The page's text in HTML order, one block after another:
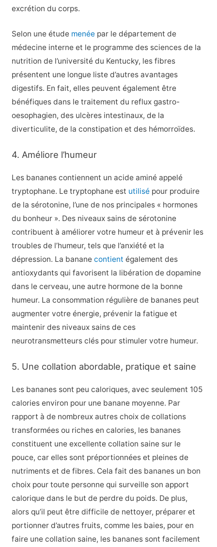
excrétion du corps.
Selon une étude menéepar le département de
médecine interne et le programme des sciences de la
nutrition de l’université du Kentucky, les fibres
présentent une longue liste d’autres avantages
digestifs. En fait, elles peuvent également être
bénéfiques dans le traitement du reflux gastro-
oesophagien, des ulcères intestinaux, de la
diverticulite, de la constipation et des hémorroïdes.
4. Améliore l’humeur
Les bananes contiennent un acide aminé appelé
tryptophane. Le tryptophane est utilisépour produire
de la sérotonine, l’une de nos principales « hormones
du bonheur ». Des niveaux sains de sérotonine
contribuent à améliorer votre humeur et à prévenir les
troubles de l’humeur, tels que l’anxiété et la
dépression. La banane contient également des
antioxydants qui favorisent la libération de dopamine
dans le cerveau, une autre hormone de la bonne
humeur. La consommation régulière de bananes peut
augmenter votre énergie, prévenir la fatigue et
maintenir des niveaux sains de ces
neurotransmetteurs clés pour stimuler votre humeur.
5. Une collation abordable, pratique et saine
Les bananes sont peu caloriques, avec seulement 105
calories environ pour une banane moyenne. Par
rapport à de nombreux autres choix de collations
transformées ou riches en calories, les bananes
constituent une excellente collation saine sur le
pouce, car elles sont préportionnées et pleines de
nutriments et de fibres. Cela fait des bananes un bon
choix pour toute personne qui surveille son apport
calorique dans le but de perdre du poids. De plus,
alors qu’il peut être difficile de nettoyer, préparer et
portionner d’autres fruits, comme les baies, pour en
faire une collation saine, les bananes sont facilement